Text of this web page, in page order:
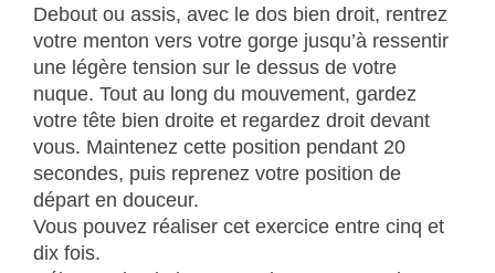
Debout ou assis, avec le dos bien droit, rentrez
votre menton vers votre gorge jusqu’à ressentir
une légère tension sur le dessus de votre
nuque. Tout au long du mouvement, gardez
votre tête bien droite et regardez droit devant
vous. Maintenez cette position pendant 20
secondes, puis reprenez votre position de
départ en douceur.
Vous pouvez réaliser cet exercice entre cinq et
dix fois.